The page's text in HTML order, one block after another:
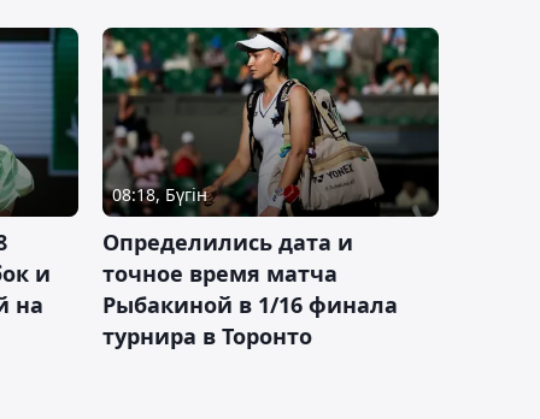
и
на
08:18, Бүгін
Определились дата и
точное время матча
Рыбакиной в 1/16 финала
турнира в Торонто